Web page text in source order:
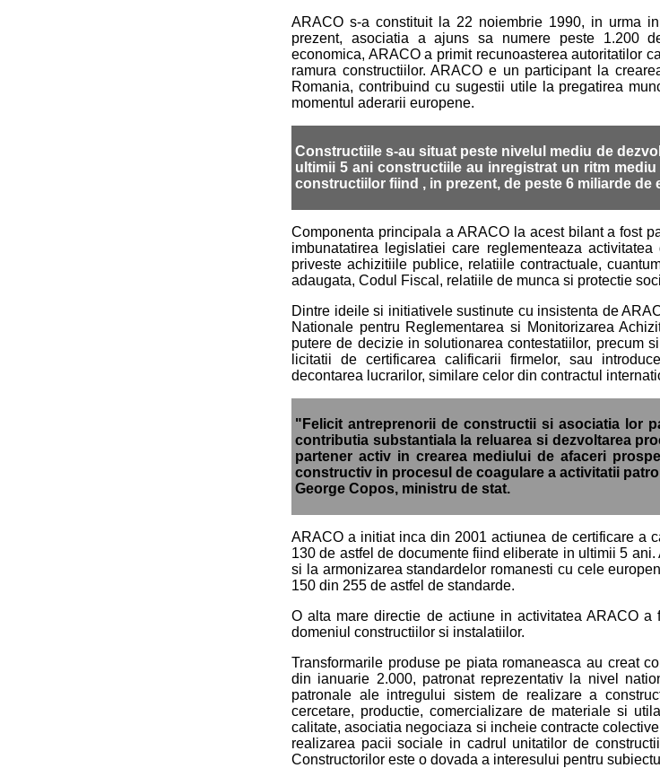
ARACO s-a constituit la 22 noiembrie 1990, in urma
prezent, asociatia a ajuns sa numere peste 1.200
economica, ARACO a primit recunoasterea autoritatilor
ramura constructiilor. ARACO e un participant la
Romania, contribuind cu sugestii utile la pregatirea
momentul aderarii europene.
Constructiile s-au situat peste nivelul mediu de
ultimii 5 ani constructiile au inregistrat un ritm
constructiilor fiind , in prezent, de peste 6 miliarde de
Componenta principala a ARACO la acest bilant a fost
imbunatatirea legislatiei care reglementeaza
priveste achizitiile publice, relatiile contractuale,
adaugata, Codul Fiscal, relatiile de munca si protectie
Dintre ideile si initiativele sustinute cu insistenta de
Nationale pentru Reglementarea si Monitorizarea
putere de decizie in solutionarea contestatiilor, precum
licitatii de certificarea calificarii firmelor, sau
decontarea lucrarilor, similare celor din contractul
"Felicit antreprenorii de constructii si asociatia lor
contributia substantiala la reluarea si dezvoltarea
partener activ in crearea mediului de afaceri
constructiv in procesul de coagulare a activitatii
George Copos, ministru de stat.
ARACO a initiat inca din 2001 actiunea de certificare a
130 de astfel de documente fiind eliberate in ultimii 5
si la armonizarea standardelor romanesti cu cele
150 din 255 de astfel de standarde.
O alta mare directie de actiune in activitatea ARACO
domeniul constructiilor si instalatiilor.
Transformarile produse pe piata romaneasca au creat
din ianuarie 2.000, patronat reprezentativ la nivel
patronale ale intregului sistem de realizare a
cercetare, productie, comercializare de materiale si
calitate, asociatia negociaza si incheie contracte
realizarea pacii sociale in cadrul unitatilor de
Constructorilor este o dovada a interesului pentru